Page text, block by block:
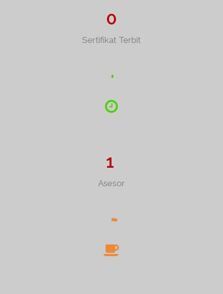
0
Sertifikat Terbit
1
Asesor